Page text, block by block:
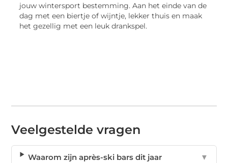
jouw wintersport bestemming. Aan het einde van de
dag met een biertje of wijntje, lekker thuis en maak
het gezellig met een leuk drankspel.
Veelgestelde vragen
Waarom zijn après-ski bars dit jaar
▼